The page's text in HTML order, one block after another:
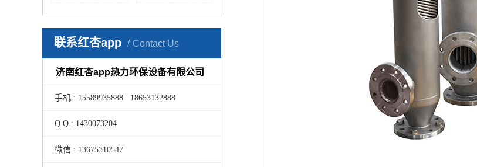
联系红杏app Contact Us
济南红杏app热力环保设备有限公司
手机 : 15589935888 18653132888
Q Q : 1430073204
微信 : 13675310547